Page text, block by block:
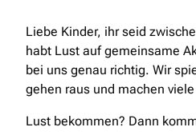
Liebe Kinder, ihr seid
habt Lust auf gemeinsame
bei uns genau richtig. Wir
gehen raus und machen
Lust bekommen? Dann